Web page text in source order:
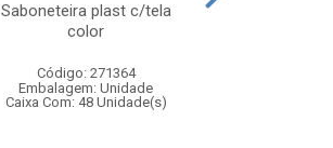
Saboneteira plast c/tela
color
Código: 271364
Embalagem: Unidade
Caixa Com: 48 Unidade(s)